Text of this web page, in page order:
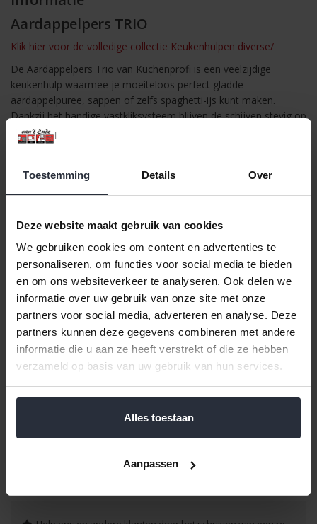
Toestemming Details Over
Deze website maakt gebruik van cookies
We gebruiken cookies om content en advertenties te
personaliseren, om functies voor social media te bieden
en om ons websiteverkeer te analyseren. Ook delen we
informatie over uw gebruik van onze site met onze
partners voor social media, adverteren en analyse. Deze
partners kunnen deze gegevens combineren met andere
informatie die u aan ze heeft verstrekt of die ze hebben
verzameld op basis van uw gebruik van hun services.
Alles toestaan
Aanpassen
Aardappelpers TRIO
Klik hier voor de volledige collectie Keukenhulpen diverse/
De Aardappelpers Trio van Küchenprofi is een veelzijdige
keukenhulp waarmee je moeiteloos perfect gladde
aardappelpuree, sappen of zelfs spaghetti-ijs kunt maken.
Dankzij het handige vastkliksysteem blijven de schijven stevig op
hun plaats tijdens het persen, wat zorgt voor veilig en efficiënt
gebruik. De ergonomische handgreep en praktische steun met
van hoogwaardig roestvrij staal, combineert deze pers
duurzaamheid met een stijlvol design dat in elke keuken past.
schijf)
Geschikt voor aardappelen, puree, Spätzle, sappen en
spaghetti-ijs
Precies passende persplunjer voor optimaal resultaat
Ergonomische handgreep voor comfortabel gebruik
Praktische steun met gleuven voor stevige grip op potten en
Vastkliksysteem voor veilige bevestiging van de schijven